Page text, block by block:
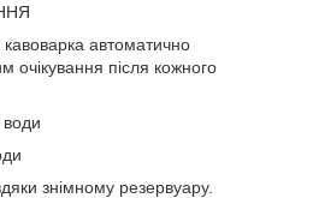
кавоварка автоматично
очікування після кожного
знімному резервуару.